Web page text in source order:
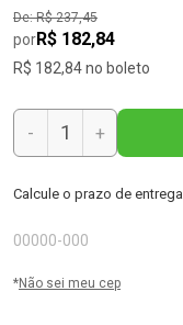
De: R$ 237,45
porR$ 182,84
R$ 182,84 no boleto
- +
Calcule o prazo de
*Não sei meu cep